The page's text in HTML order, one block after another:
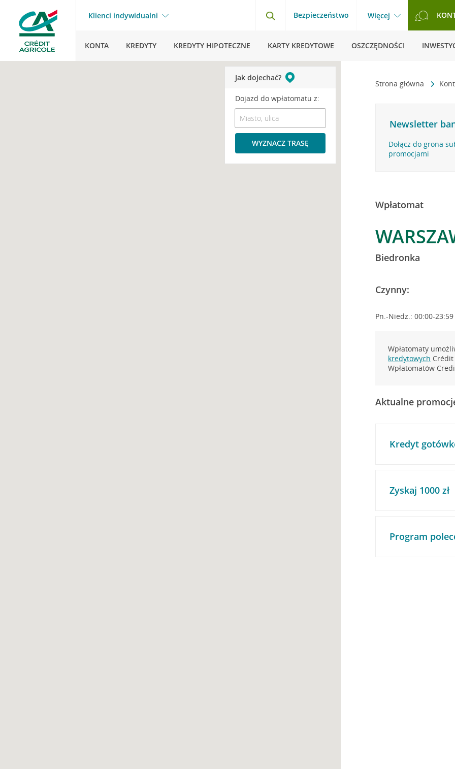
Klienci indywidualni Bezpieczeństwo Więcej
KONTA KREDYTY KREDYTY HIPOTECZNE KARTY KREDYTOWE OSZCZĘDNOŚCI
Strona główna
Newsletter
Dołącz do grona
promocjami
Wpłatomat
Biedronka
Czynny:
Pn.-Niedz.: 00:00-23:59
Wpłatomaty
kredytowych
Wpłatomatów
Aktualne
Kredyt
Zyskaj 1000 zł
Program
Jak dojechać?
Dojazd do wpłatomatu z:
WYZNACZ TRASĘ